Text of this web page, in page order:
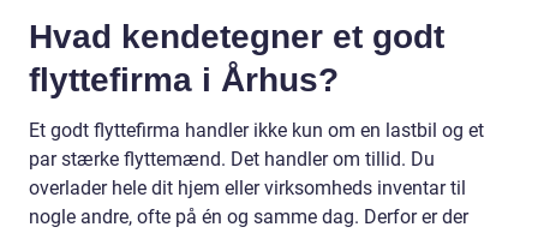
Hvad kendetegner et godt
flyttefirma i Århus?
Et godt flyttefirma handler ikke kun om en lastbil og et
par stærke flyttemænd. Det handler om tillid. Du
overlader hele dit hjem eller virksomheds inventar til
nogle andre, ofte på én og samme dag. Derfor er der